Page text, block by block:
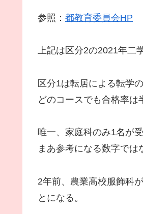
参照： 都教育委員会HP
上記は区分2の2021年二
区分1は転居による転学
どのコースでも合格率は
唯一、家庭科のみ1名が
まあ参考になる数字では
2年前、農業高校服飾科
とになる。